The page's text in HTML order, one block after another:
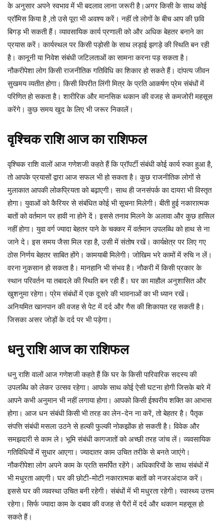
के अनुसार अपने स्वभाव में भी बदलाव लाना जरूरी है।अगर किसी के साथ कोई
प्रॉमिस किया है ,तो उसे पूरा भी अवश्य करें। नहीं तो लोगों के बीच आप की छवि
बिगड़ भी सकती हैं। व्यावसायिक कार्य प्रणाली को और अधिक बेहतर बनाने का
प्रयास करें। कार्यस्थल पर किसी पड़ोसी के साथ लड़ाई झगड़े की स्थिति बन रही
है। कानूनी या निवेश संबंधी जटिलताओं का सामना करना पड़ सकता है।
नौकरीपेशा लोग किसी राजनीतिक गतिविधि का शिकार हो सकते हैं। दांपत्य जीवन
सुखमय व्यतीत होगा। किसी विपरीत लिंगी मित्र के प्रति आकर्षण प्रेम संबंधों में
परिणित हो सकता है। शारीरिक और मानसिक थकान की वजह से कमजोरी महसूस
करेंगे। कुछ समय खुद के लिए भी जरूर निकालें।
वृश्चिकराशिआजकाराशिफल
वृश्चिक राशि वालों आज गणेशजी कहते हैं कि प्रॉपर्टी संबंधी कोई कार्य रुका हुआ है,
तो आपके प्रयासों द्वारा आज सफल भी हो सकता है। कुछ राजनीतिक लोगों से
मुलाकात आपकी लोकप्रियता को बढ़ाएगी। साथ ही जनसंपर्क का दायरा भी विस्तृत
होगा। युवाओं को कैरियर से संबंधित कोई भी सूचना मिलेगी। बीती हुई नकारात्मक
बातों को वर्तमान पर हावी ना होने दें। इससे तनाव मिलने के अलावा और कुछ हासिल
नहीं होगा। युवा वर्ग ज्यादा बेहतर पाने के चक्कर में वर्तमान उपलब्धि को हाथ से ना
जाने दे। इस समय जैसा मिल रहा है, उसी में संतोष रखें। कार्यक्षेत्र पर लिए गए
ठोस निर्णय बेहतर साबित होंगे। कामयाबी मिलेगी। जोखिम भरे कामों में रुचि न लें।
वरना नुकसान हो सकता है। मानहानि भी संभव है। नौकरी में किसी प्रकार के
स्थान परिवर्तन या तबादले की स्थिति बन रही हैं। घर का माहौल अनुशासित और
खुशनुमा रहेगा। प्रेम संबंधों में एक दूसरे की भावनाओं का भी ध्यान रखें।
अनियमित खानपान की वजह से पेट में दर्द और गैस की शिकायत रह सकती है।
जिसका असर जोड़ों के दर्द पर भी पड़ेगा।
धनुराशिआजकाराशिफल
धनु राशि वालों आज गणेशजी कहते हैं कि घर के किसी पारिवारिक सदस्य की
उपलब्धि को लेकर उत्सव रहेगा। आपके साथ कोई ऐसी घटना होगी जिसके बारे में
आपने कभी अनुमान भी नहीं लगाया होगा। आपको किसी ईश्वरीय शक्ति का आभास
होगा। आज धन संबंधी किसी भी तरह का लेन-देन ना करें, तो बेहतर है। पैतृक
संपत्ति संबंधी मसला उठने से हल्की फुल्की नोकझोंक हो सकती है। विवेक और
समझदारी से काम ले। भूमि संबंधी कागजातों को अच्छी तरह जांच लें। व्यवसायिक
गतिविधियों में सुधार आएगा। ज्यादातर काम उचित तरीके से बनते जाएंगे।
नौकरीपेशा लोग अपने काम के प्रति समर्पित रहेंगे। अधिकारियों के साथ संबंधों में
भी मधुरता आएगी। घर की छोटी-मोटी नकारात्मक बातों को नजरअंदाज करें।
इससे घर की व्यवस्था उचित बनी रहेगी। संबंधों में भी मधुरता रहेगी। स्वास्थ्य उत्तम
रहेगा। सिर्फ ज्यादा काम के दबाव की वजह से पैरों में दर्द और थकान महसूस हो
सकते हैं।